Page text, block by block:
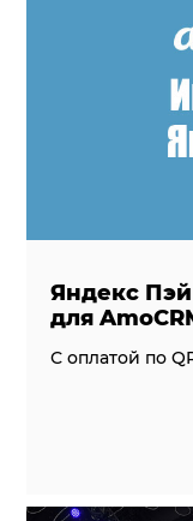
Яндекс
для
С оплатой по